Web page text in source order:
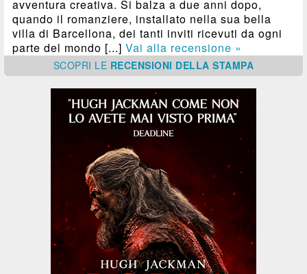
avventura creativa. Si balza a due anni dopo,
quando il romanziere, installato nella sua bella
villa di Barcellona, dei tanti inviti ricevuti da ogni
parte del mondo [...]Vai alla recensione »
SCOPRI LE RECENSIONI DELLA STAMPA